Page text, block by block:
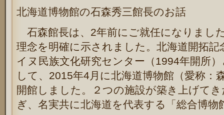
北海道博物館の石森秀三館長のお話
石森館長は、2年前にご就任になりまし
理念を明確に示されました。 北海道開拓記
イヌ民族文化研究センター（1994年開所
して、 2015年4月に北海道博物館（愛称
開館しました。２つの施設が築き上げて
ぎ、名実共に北海道を代表する「総合博